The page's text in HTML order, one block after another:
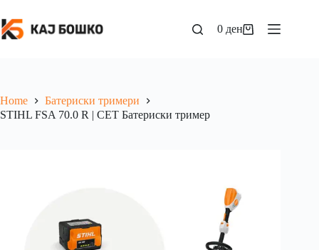
0 ден
Home
Батериски тримери
STIHL FSA 70.0 R | СЕТ Батериски тример